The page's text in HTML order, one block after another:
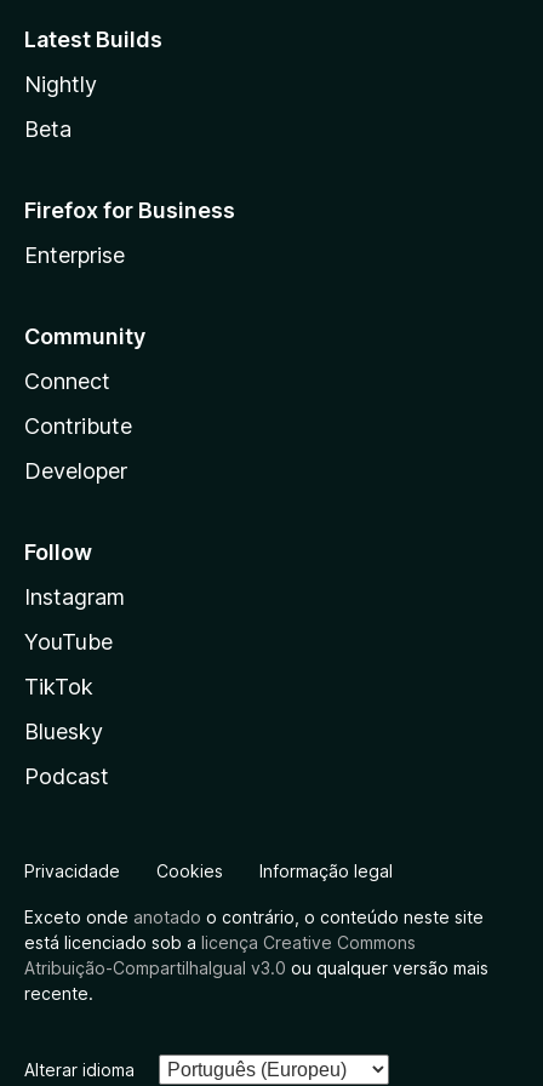
Latest Builds
Nightly
Beta
Firefox for Business
Enterprise
Community
Connect
Contribute
Developer
Follow
Instagram
YouTube
TikTok
Bluesky
Podcast
Privacidade Cookies Informação legal
Exceto onde anotado o contrário, o conteúdo neste site
está licenciado sob a licença Creative Commons
Atribuição-CompartilhaIgual v3.0 ou qualquer versão mais
recente.
Alterar idioma